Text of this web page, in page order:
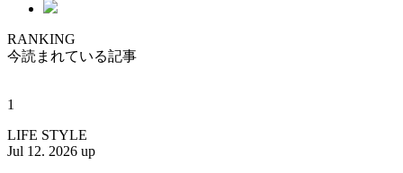
RANKING
今読まれている記事
1
LIFE STYLE
Jul 12. 2026 up